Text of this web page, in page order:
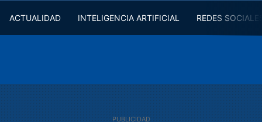
ACTUALIDAD INTELIGENCIA ARTIFICIAL REDES